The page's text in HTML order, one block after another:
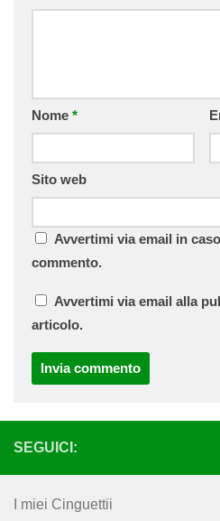
Nome *
Sito web
Avvertimi via email in
commento.
Avvertimi via email alla
articolo.
SEGUICI:
I miei Cinguettii